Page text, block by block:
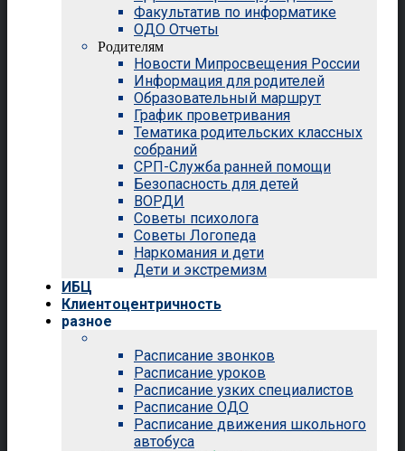
Факультатив по информатике
ОДО Отчеты
Родителям
Новости Мипросвещения России
Информация для родителей
Образовательный маршрут
График проветривания
Тематика родительских классных
собраний
СРП-Служба ранней помощи
Безопасность для детей
ВОРДИ
Советы психолога
Советы Логопеда
Наркомания и дети
Дети и экстремизм
ИБЦ
Клиентоцентричность
разное
Расписание звонков
Расписание уроков
Расписание узких специалистов
Расписание ОДО
Расписание движения школьного
автобуса